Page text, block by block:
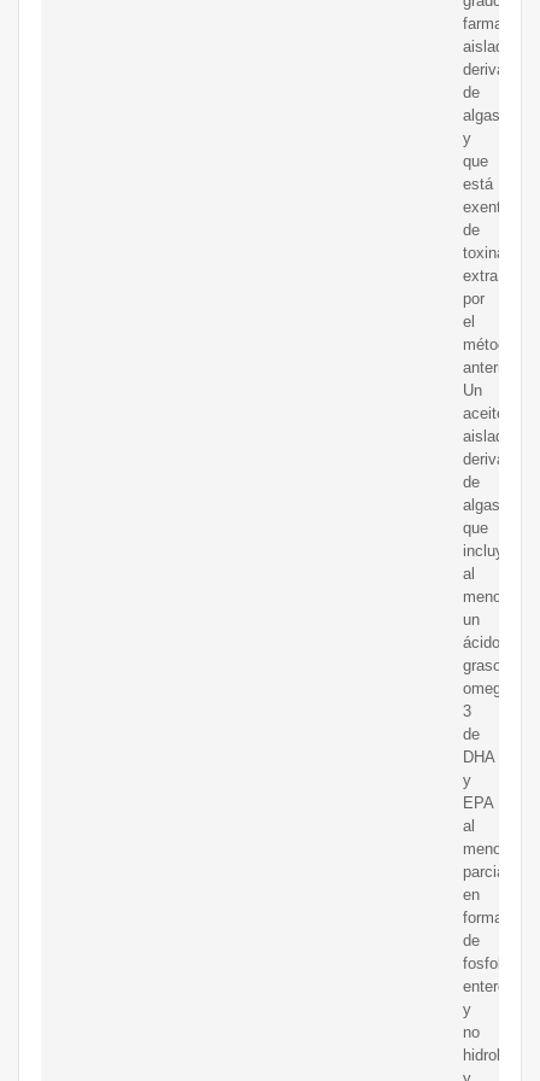
aislado
derivado
de
algas
y
que
está
exento
de
toxinas
extraído
por
el
método
anterior.
Un
aceite
aislado
derivado
de
algas
que
incluye
al
menos
un
ácido
graso
omega-
3
de
DHA
y
EPA
al
menos
en
forma
de
enteros
y
no